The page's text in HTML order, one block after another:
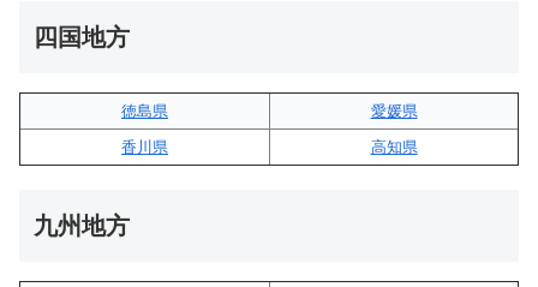
四国地方
徳島県
愛媛県
香川県
高知県
九州地方